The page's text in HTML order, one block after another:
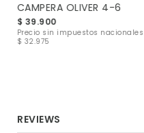
CAMPERA OLIVER 4-6
$ 39.900
Precio sin impuestos nacionales
$ 32.975
REVIEWS